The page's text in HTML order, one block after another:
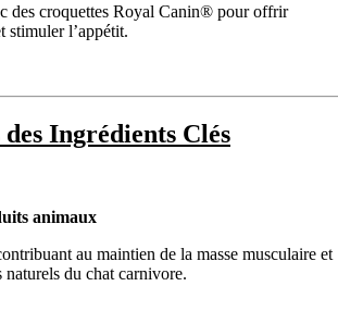
des croquettes Royal Canin® pour offrir
stimuler l’appétit.
des Ingrédients Clés
animaux
au maintien de la masse musculaire et
naturels du chat carnivore.